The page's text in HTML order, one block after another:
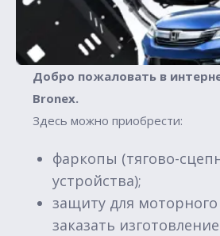
Добро пожаловать в
Вronex.
Здесь можно приобрести:
фаркопы (тягово-
устройства);
защиту для
заказать